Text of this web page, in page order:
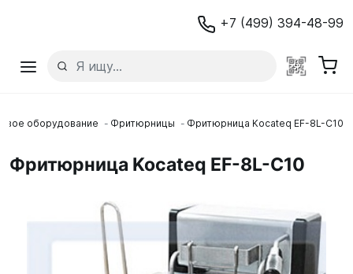
+7 (499) 394-48-99
оборудование Фритюрницы Фритюрница Kocateq EF-8L-C10
Фритюрница Kocateq EF-8L-C10